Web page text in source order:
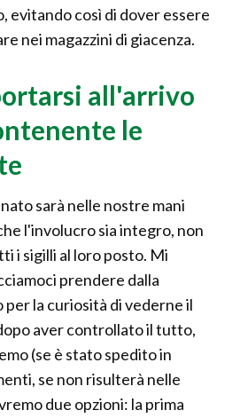
evitando così di dover essere
nei magazzini di giacenza.
all'arrivo
le
sarà nelle nostre mani
l'involucro sia integro, non
i sigilli al loro posto. Mi
prendere dalla
per la curiosità di vederne il
aver controllato il tutto,
(se è stato spedito in
se non risulterà nelle
due opzioni: la prima